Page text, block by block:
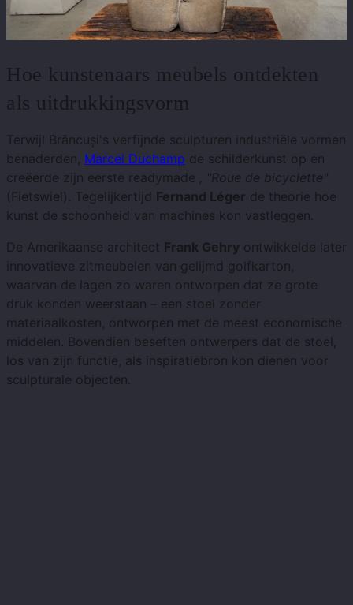
Hoe kunstenaars meubels ontdekten
als uitdrukkingsvorm
Terwijl Brâncuși's verfijnde sculpturen industriële vormen
benaderden, Marcel Duchamp de schilderkunst op en
creëerde zijn eerste readymade , "Roue de bicyclette"
(Fietswiel). Tegelijkertijd Fernand Léger de theorie hoe
kunst de schoonheid van machines kon vastleggen.
De Amerikaanse architect Frank Gehry ontwikkelde later
innovatieve zitmeubelen van gelijmd golfkarton,
waarvan de lagen zo waren ontworpen dat ze grote
druk konden weerstaan ​​– een stoel zonder
materiaalkosten, ontworpen met de meest economische
middelen. Bovendien beseften ontwerpers dat de stoel,
los van zijn functie, als inspiratiebron kon dienen voor
sculpturale objecten.